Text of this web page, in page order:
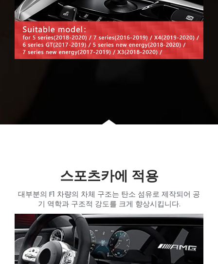
스포츠카에 적용
대부분의 F1 차량의 차체 구조는 탄소 섬유로 제작되어 공
기 역학과 구조적 강도를 크게 향상시킵니다.